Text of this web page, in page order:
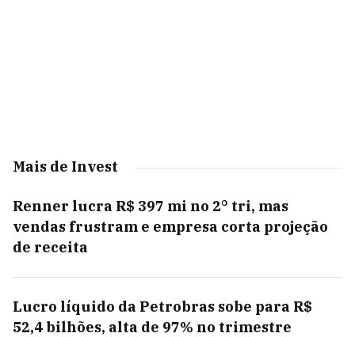
Mais de Invest
Renner lucra R$ 397 mi no 2° tri, mas
vendas frustram e empresa corta projeção
de receita
Lucro líquido da Petrobras sobe para R$
52,4 bilhões, alta de 97% no trimestre